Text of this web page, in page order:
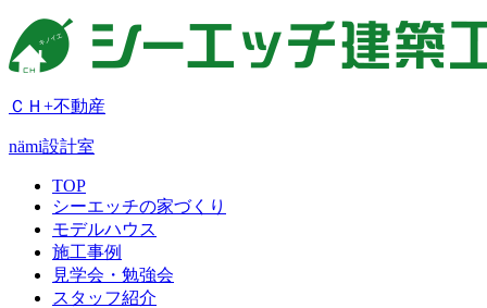
ＣＨ+不動産
nämi設計室
TOP
シーエッチの家づくり
モデルハウス
施工事例
見学会・勉強会
スタッフ紹介